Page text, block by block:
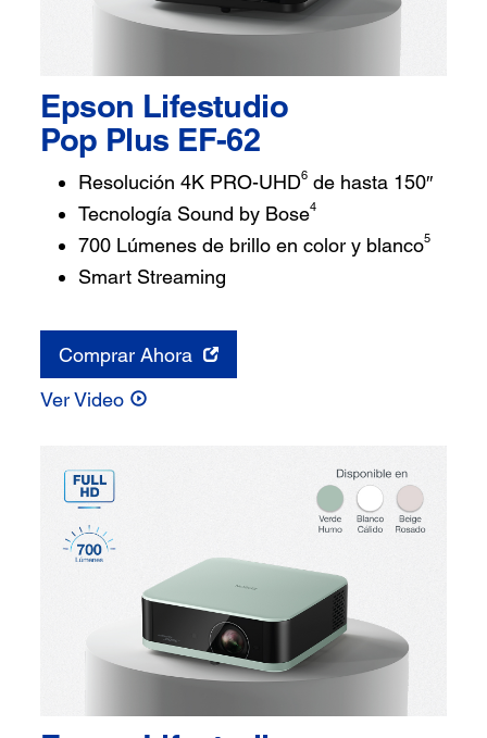
Epson Lifestudio
Pop Plus EF-62
Resolución 4K PRO-UHD6 de hasta 150″
Tecnología Sound by Bose4
700 Lúmenes de brillo en color y blanco5
Smart Streaming
Comprar Ahora
Ver Video